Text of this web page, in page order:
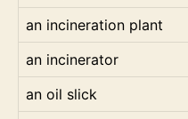
an incineration plant
an incinerator
an oil slick